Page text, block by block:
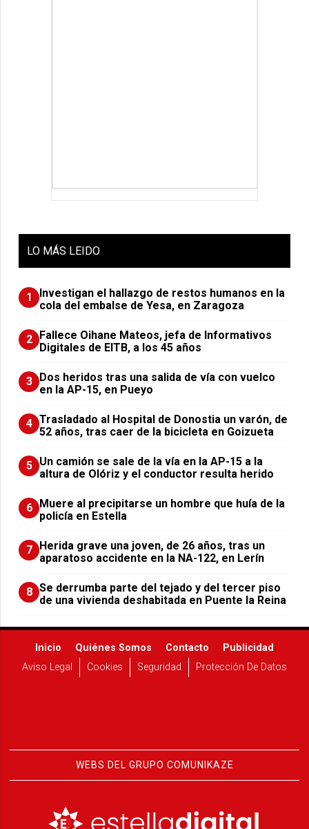
LO MÁS LEIDO
1
Investigan el hallazgo de restos humanos en la
cola del embalse de Yesa, en Zaragoza
2 Fallece Oihane Mateos, jefa de Informativos
Digitales de EITB, a los 45 años
3 Dos heridos tras una salida de vía con vuelco
en la AP-15, en Pueyo
4 Trasladado al Hospital de Donostia un varón, de
52 años, tras caer de la bicicleta en Goizueta
5 Un camión se sale de la vía en la AP-15 a la
altura de Olóriz y el conductor resulta herido
6 Muere al precipitarse un hombre que huía de la
policía en Estella
7 Herida grave una joven, de 26 años, tras un
aparatoso accidente en la NA-122, en Lerín
8 Se derrumba parte del tejado y del tercer piso
de una vivienda deshabitada en Puente la Reina
Inicio Quiénes Somos Contacto
Publicidad
Aviso Legal
Cookies Seguridad Protección De Datos
WEBS DEL GRUPO COMUNIKAZE